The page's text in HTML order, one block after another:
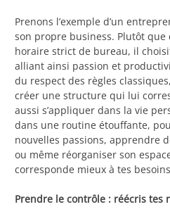
Prenons l’exemple d’un
son propre business. Plutôt que
horaire strict de bureau, il
alliant ainsi passion et
du respect des règles
créer une structure qui lui
aussi s’appliquer dans la vie
dans une routine étouffante,
nouvelles passions, apprendre
ou même réorganiser son
corresponde mieux à tes
Prendre le contrôle : réécris tes